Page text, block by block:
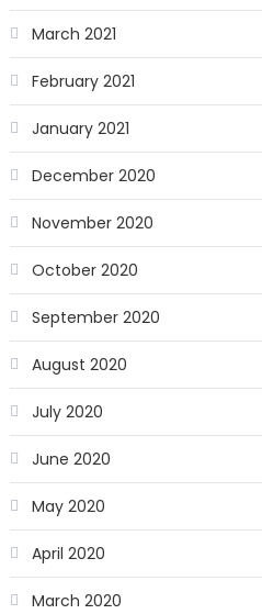
March 2021
February 2021
January 2021
December 2020
November 2020
October 2020
September 2020
August 2020
July 2020
June 2020
May 2020
April 2020
March 2020